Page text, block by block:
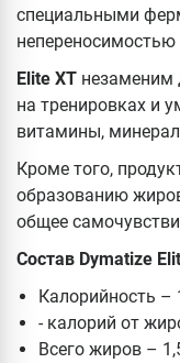
специальными
непереносимостью
Elite XT незаменим
на тренировках и
витамины,
Кроме того,
образованию
общее
Состав Dymatize
Калорийность –
- калорий от
Всего жиров –